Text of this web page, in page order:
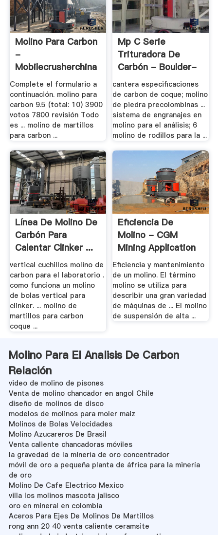
Molino Para Carbon
-
Mobilecrusherchina
Complete el formulario a
continuación. molino para
carbon 9.5 (total: 10) 3900
votos 7800 revisión Todo
es ... molino de martillos
para carbon ...
Mp C Serie
Trituradora De
Carbón - Boulder-
Bi .
cantera especificaciones
de carbon de coque; molino
de piedra precolombinas ...
sistema de engranajes en
molino para el análisis; 6
molino de rodillos para la ...
Línea De Molino De
Carbón Para
Calentar Clinker ...
vertical cuchillos molino de
carbon para el laboratorio .
como funciona un molino
de bolas vertical para
clinker. ... molino de
martillos para carbon
coque ...
Eficiencia De
Molino - CGM
Mining Application
Eficiencia y mantenimiento
de un molino. El término
molino se utiliza para
describir una gran variedad
de máquinas de ... El molino
de suspensión de alta ...
Molino Para El Analisis De Carbon
Relación
video de molino de pisones
Venta de molino chancador en angol Chile
diseño de molinos de disco
modelos de molinos para moler maiz
Molinos de Bolas Velocidades
Molino Azucareros De Brasil
Venta caliente chancadoras móviles
la gravedad de la minería de oro concentrador
móvil de oro a pequeña planta de áfrica para la minería
de oro
Molino De Cafe Electrico Mexico
villa los molinos mascota jalisco
oro en mineral en colombia
Aceros Para Ejes De Molinos De Martillos
rong ann 20 40 venta caliente ceramsite